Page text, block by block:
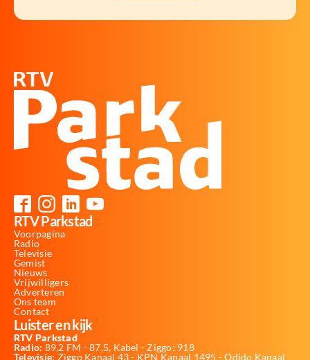
RTV Parkstad
Voorpagina
Radio
Televisie
Gemist
Nieuws
Vrijwilligers
Adverteren
Ons team
Contact
Luister en kijk
RTV Parkstad
Radio: 89,2 FM - 87,5, Kabel - Ziggo: 918
Televisie: Ziggo Kanaal 43 - KPN Kanaal 1495 - Odido Kanaal